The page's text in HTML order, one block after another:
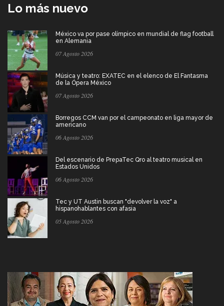
Lo más nuevo
México va por pase olímpico en mundial de flag football
en Alemania
07 Agosto 2026
Música y teatro: EXATEC en el elenco de El Fantasma
de la Ópera México
07 Agosto 2026
Borregos CCM van por el campeonato en liga mayor de
americano
06 Agosto 2026
Del escenario de PrepaTec Qro al teatro musical en
Estados Unidos
06 Agosto 2026
Tec y UT Austin buscan "devolver la voz" a
hispanohablantes con afasia
05 Agosto 2026